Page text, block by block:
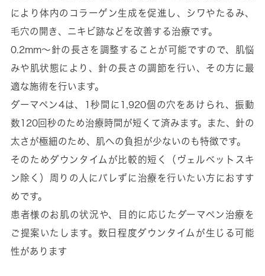
により体内のコラーゲン生成を促進し、シワやたるみ、
毛穴の開き、ニキビ跡などを改善する治療です。
0.2mm～針の長さを調整することが可能ですので、肌悩
みや肌状態により、針の長さの調節を行い、その方に最
適な施術を行います。
ダーマペン4は、1秒間に1,920個の穴をあけられ、振動
数120回秒のため治療時間が短くて済みます。また、針の
太さが極細のため、肌への負担が少ないのも特徴です。
そのためダウンタイムが比較的短く（ヴェルベットスキ
ン除く）周りの人にバレずに治療を行いたい方におすす
めです。
患者様のお肌の状況や、目的に応じたダーマペン治療を
ご提案いたします。数日程度ダウンタイムが生じる可能
性があります